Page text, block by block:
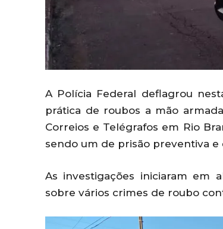
A Polícia Federal deflagrou
prática de roubos a mão
Correios e Telégrafos em Rio
sendo um de prisão preventiva e
As investigações iniciaram em
sobre vários crimes de roubo